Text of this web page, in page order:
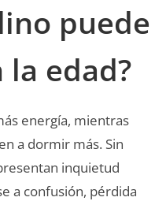
puede
edad?
energía, mientras
a dormir más. Sin
inquietud
a confusión, pérdida